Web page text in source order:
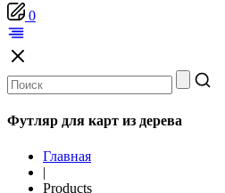
0
Футляр для карт из дерева
Главная
|
Products